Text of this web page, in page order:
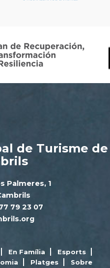
de Turisme de
Palmeres, 1
79 23 07
En Família
Esports
Platges Sobre